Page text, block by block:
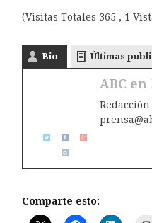
(Visitas Totales 365 , 1
Bio Últimas
ABC
Redacción
Comparte esto: